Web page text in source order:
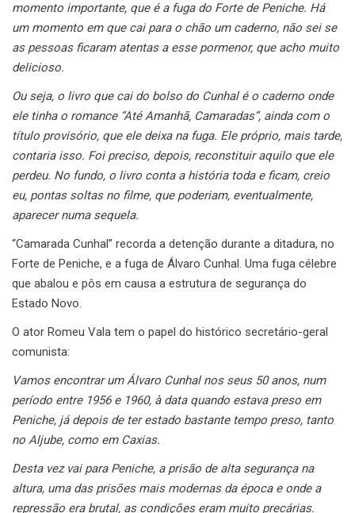
momento importante, que é a fuga do Forte de Peniche. Há
um momento em que cai para o chão um caderno, não sei se
as pessoas ficaram atentas a esse pormenor, que acho muito
delicioso.
Ou seja, o livro que cai do bolso do Cunhal é o caderno onde
ele tinha o romance “Até Amanhã, Camaradas”, ainda com o
título provisório, que ele deixa na fuga. Ele próprio, mais tarde,
contaria isso. Foi preciso, depois, reconstituir aquilo que ele
perdeu. No fundo, o livro conta a história toda e ficam, creio
eu, pontas soltas no filme, que poderiam, eventualmente,
aparecer numa sequela.
“Camarada Cunhal” recorda a detenção durante a ditadura, no
Forte de Peniche, e a fuga de Álvaro Cunhal. Uma fuga célebre
que abalou e pôs em causa a estrutura de segurança do
Estado Novo.
O ator Romeu Vala tem o papel do histórico secretário-geral
comunista:
Vamos encontrar um Álvaro Cunhal nos seus 50 anos, num
período entre 1956 e 1960, à data quando estava preso em
Peniche, já depois de ter estado bastante tempo preso, tanto
no Aljube, como em Caxias.
Desta vez vai para Peniche, a prisão de alta segurança na
altura, uma das prisões mais modernas da época e onde a
repressão era brutal, as condições eram muito precárias.